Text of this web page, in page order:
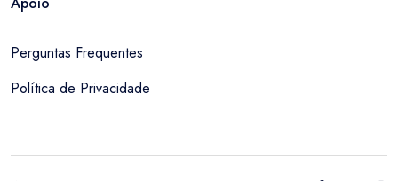
Perguntas Frequentes
Política de Privacidade